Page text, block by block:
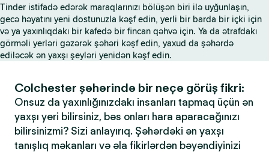
Tinder istifadə edərək maraqlarınızı bölüşən biri ilə uyğunlaşın,
gecə həyatını yeni dostunuzla kəşf edin, yerli bir barda bir içki için
və ya yaxınlıqdakı bir kafedə bir fincan qəhvə için. Ya da ətrafdakı
görməli yerləri gəzərək şəhəri kəşf edin, yaxud da şəhərdə
ediləcək ən yaxşı şeyləri yenidən kəşf edin.
Colchester şəhərində bir neçə görüş fikri:
Onsuz da yaxınlığınızdakı insanları tapmaq üçün ən
yaxşı yeri bilirsiniz, bəs onları hara aparacağınızı
bilirsinizmi? Sizi anlayırıq. Şəhərdəki ən yaxşı
tanışlıq məkanları və əla fikirlərdən bəyəndiyinizi